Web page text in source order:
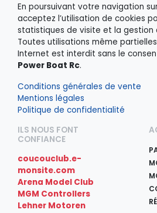
En poursuivant votre navigation
acceptez l’utilisation de cookies
statistiques de visite et la gestion
Toutes utilisations même
Internet est interdit sans le
Power Boat Rc.
Conditions générales de vente
Mentions légales
Politique de confidentialité
ILS NOUS FONT
CONFIANCE
coucouclub.e-
monsite.com
Arena Model Club
MGM Controllers
Lehner Motoren